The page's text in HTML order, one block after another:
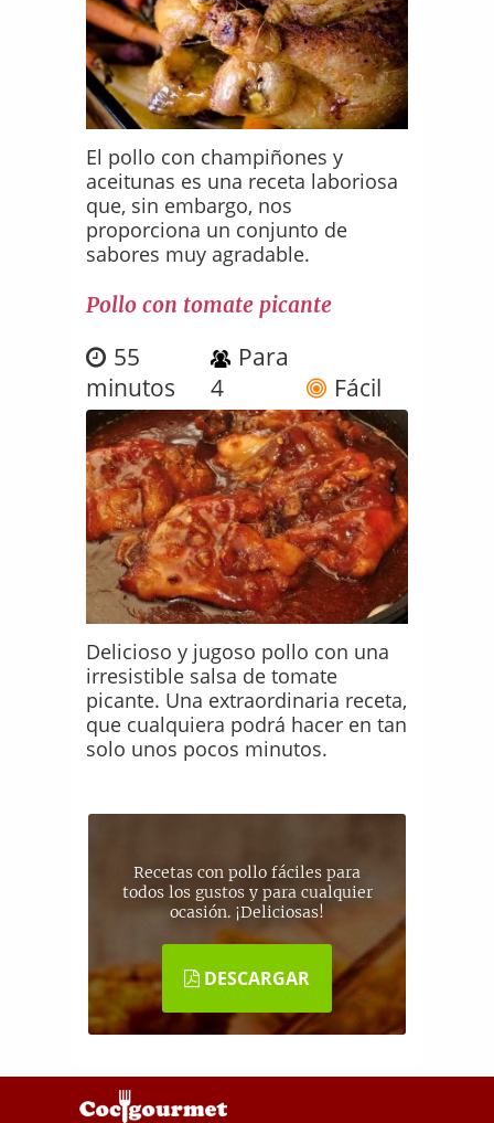
El pollo con champiñones y
aceitunas es una receta laboriosa
que, sin embargo, nos
proporciona un conjunto de
sabores muy agradable.
Pollo con tomate picante
55
minutos
Para
4
Fácil
Delicioso y jugoso pollo con una
irresistible salsa de tomate
picante. Una extraordinaria receta,
que cualquiera podrá hacer en tan
solo unos pocos minutos.
Recetas con pollo fáciles para
todos los gustos y para cualquier
ocasión. ¡Deliciosas!
DESCARGAR